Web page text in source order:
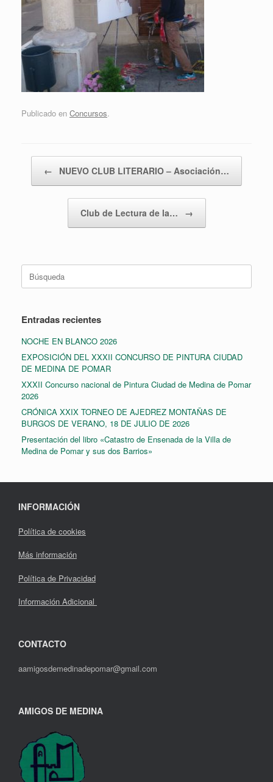
Publicado en Concursos.
← NUEVO CLUB LITERARIO – Asociación…
Club de Lectura de la… →
Buscar:
Entradas recientes
NOCHE EN BLANCO 2026
EXPOSICIÓN DEL XXXII CONCURSO DE PINTURA CIUDAD
DE MEDINA DE POMAR
XXXII Concurso nacional de Pintura Ciudad de Medina de Pomar
2026
CRÓNICA XXIX TORNEO DE AJEDREZ MONTAÑAS DE
BURGOS DE VERANO, 18 DE JULIO DE 2026
Presentación del libro «Catastro de Ensenada de la Villa de
Medina de Pomar y sus dos Barrios»
INFORMACIÓN
Política de cookies
Más información
Política de Privacidad
Información Adicional
CONTACTO
aamigosdemedinadepomar@gmail.com
AMIGOS DE MEDINA